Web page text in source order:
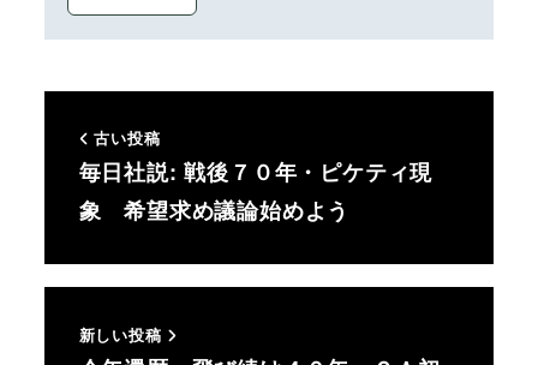
古い投稿
毎日社説: 戦後７０年・ピケティ現
象 希望求め議論始めよう
新しい投稿